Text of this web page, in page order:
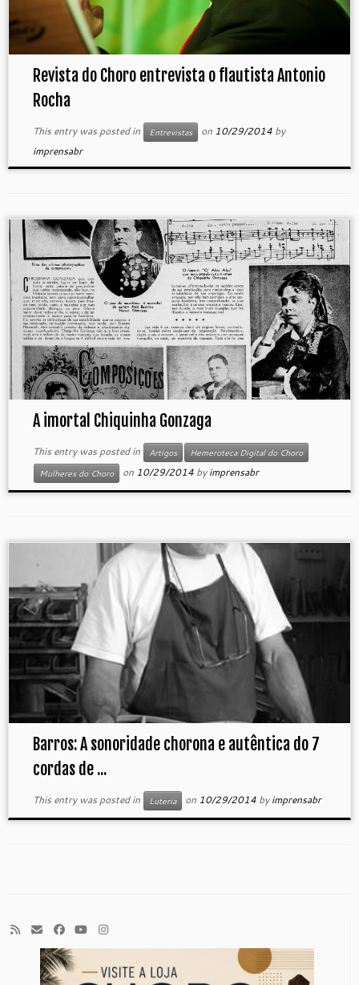
Revista do Choro entrevista o flautista Antonio
Rocha
This entry was posted in Entrevistas on 10/29/2014 by
imprensabr
A imortal Chiquinha Gonzaga
This entry was posted in Artigos
Hemeroteca Digital do Choro
Mulheres do Choro
on 10/29/2014 byimprensabr
Barros: A sonoridade chorona e autêntica do 7
cordas de ...
This entry was posted in Luteria on 10/29/2014 byimprensabr